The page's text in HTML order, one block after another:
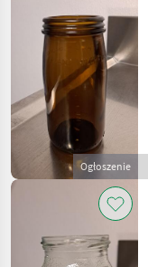
Ogłoszenie